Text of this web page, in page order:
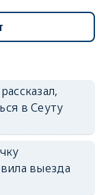
в Сеуту
выезда